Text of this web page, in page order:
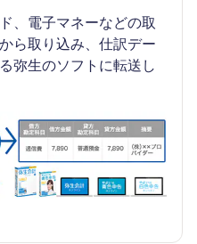
、電子マネーなどの取
ら取り込み、仕訳デー
弥生のソフトに転送し